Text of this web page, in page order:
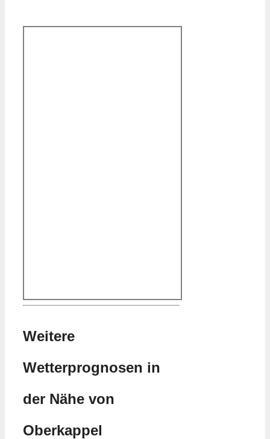
Weitere
Wetterprognosen in
der Nähe von
Oberkappel